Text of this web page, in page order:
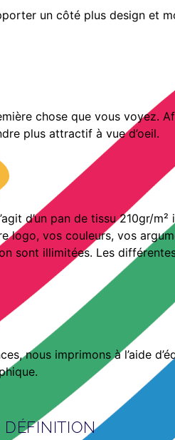
un côté plus design et
chose que vous voyez.
plus attractif à vue d’oeil.
d’un pan de tissu 210gr/
vos couleurs, vos
sont illimitées. Les
nous imprimons à l’aide
DÉFINITION